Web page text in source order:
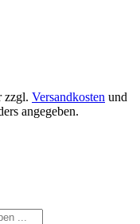
zzgl. Versandkosten und
angegeben.